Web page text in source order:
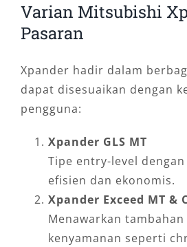
Varian Mitsubishi
Pasaran
Xpander hadir dalam
dapat disesuaikan dengan
pengguna:
Xpander GLS MT
Tipe entry-level
efisien dan ekonomis.
Xpander Exceed MT &
Menawarkan
kenyamanan seperti